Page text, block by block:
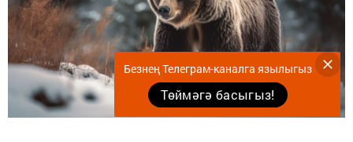
Безнең Телеграм-каналга язылыгыз
Төймәгә басыгыз!